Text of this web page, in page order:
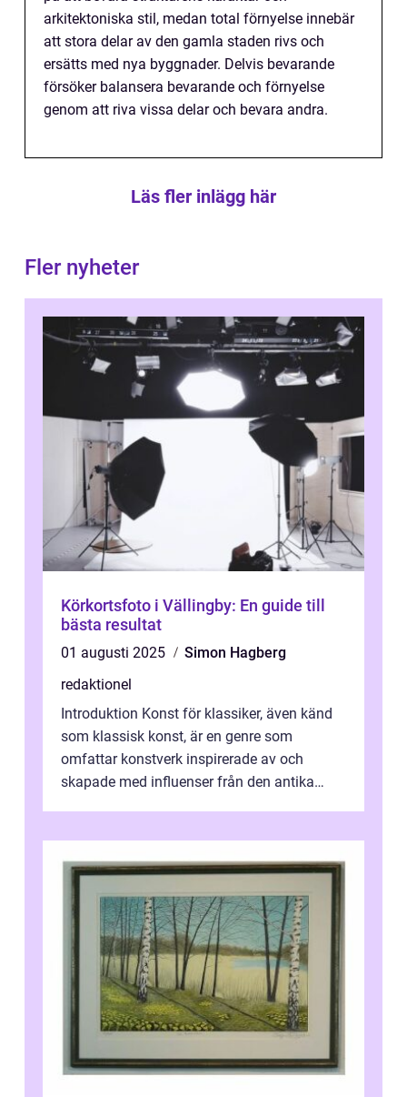
arkitektoniska stil, medan total förnyelse innebär
att stora delar av den gamla staden rivs och
ersätts med nya byggnader. Delvis bevarande
försöker balansera bevarande och förnyelse
genom att riva vissa delar och bevara andra.
Läs fler inlägg här
Fler nyheter
Körkortsfoto i Vällingby: En guide till
bästa resultat
01 augusti 2025
Simon Hagberg
redaktionel
Introduktion Konst för klassiker, även känd
som klassisk konst, är en genre som
omfattar konstverk inspirerade av och
skapade med influenser från den antika